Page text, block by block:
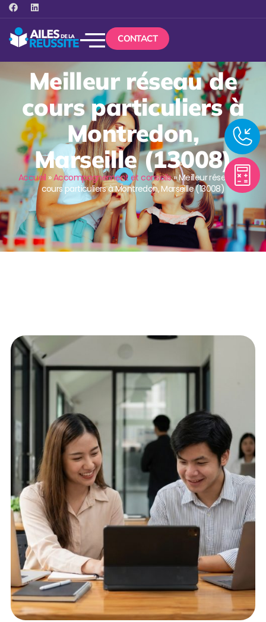
CONTACT
Meilleur réseau de
cours particuliers à
Montredon,
Marseille (13008)
Accueil »Accompagnement et conseils»Meilleur réseau de
cours particuliers à Montredon, Marseille (13008)